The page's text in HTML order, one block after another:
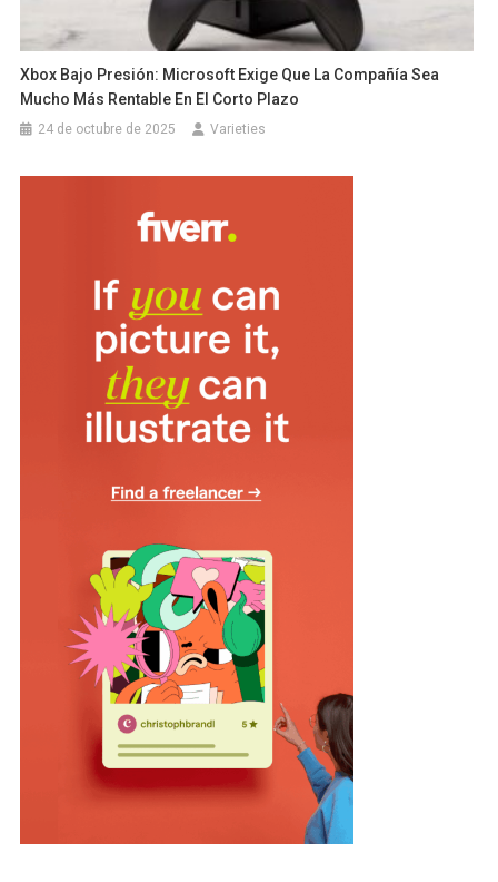
Xbox Bajo Presión: Microsoft Exige Que La Compañía Sea
Mucho Más Rentable En El Corto Plazo
24 de octubre de 2025 Varieties